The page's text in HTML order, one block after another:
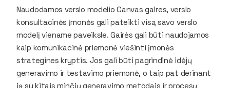
Naudodamos verslo modelio Canvas gaires, verslo
konsultacinės įmonės gali pateikti visą savo verslo
modelį viename paveiksle. Gairės gali būti naudojamos
kaip komunikacinė priemonė viešinti įmonės
strategines kryptis. Jos gali būti pagrindinė idėjų
generavimo ir testavimo priemonė, o taip pat derinant
ją su kitais minčių generavimo metodais ir procesų